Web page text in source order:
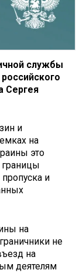
службы
Сергея
и
на
это
границы
и
на
не
на
деятелям